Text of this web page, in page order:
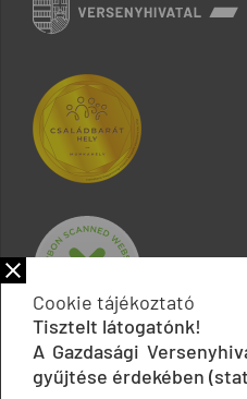
Cookie tájékoztató
Tisztelt látogatónk!
A Gazdasági
gyűjtése érdekében